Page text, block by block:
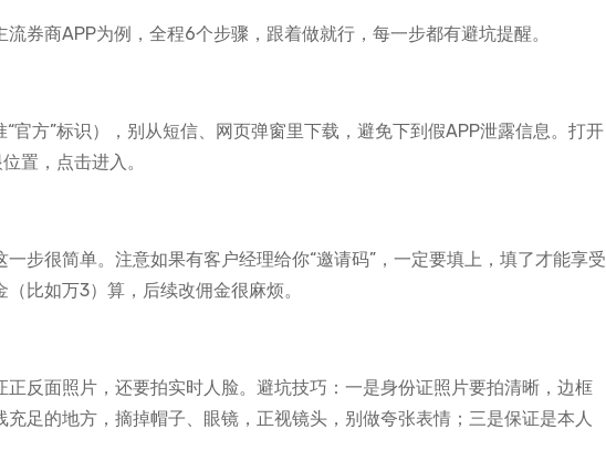
券商APP为例，全程6个步骤，跟着做就行，每一步都有避坑提醒。
官方”标识），别从短信、网页弹窗里下载，避免下到假APP泄露信息。打开
置，点击进入。
步很简单。注意如果有客户经理给你“邀请码”，一定要填上，填了才能享受
比如万3）算，后续改佣金很麻烦。
反面照片，还要拍实时人脸。避坑技巧：一是身份证照片要拍清晰，边框
足的地方，摘掉帽子、眼镜，正视镜头，别做夸张表情；三是保证是本人